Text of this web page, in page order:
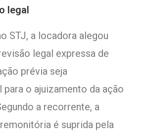
legal
STJ, a locadora alegou
legal expressa de
prévia seja
para o ajuizamento da ação
a recorrente, a
é suprida pela